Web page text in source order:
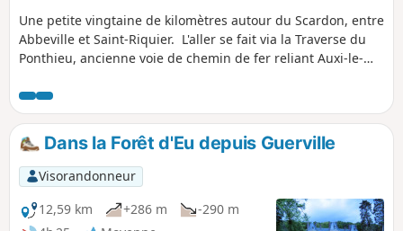
Une petite vingtaine de kilomètres autour du Scardon, entre
Abbeville et Saint-Riquier. L'aller se fait via la Traverse du
Ponthieu, ancienne voie de chemin de fer reliant Auxi-le-
la vallée.
Dans la Forêt d'Eu depuis Guerville
Visorandonneur
12,59 km
+286 m
-290 m